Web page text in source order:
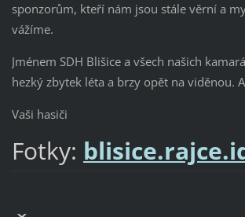
sponzorům, kteří nám jsou stále věrní a
vážíme.
Jménem SDH Blišice a všech našich
hezký zbytek léta a brzy opět na viděnou.
Vaši hasiči
Fotky: